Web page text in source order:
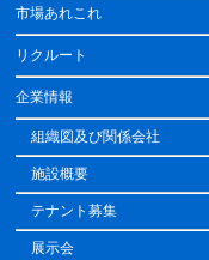
市場あれこれ
リクルート
企業情報
組織図及び関係会社
施設概要
テナント募集
展示会